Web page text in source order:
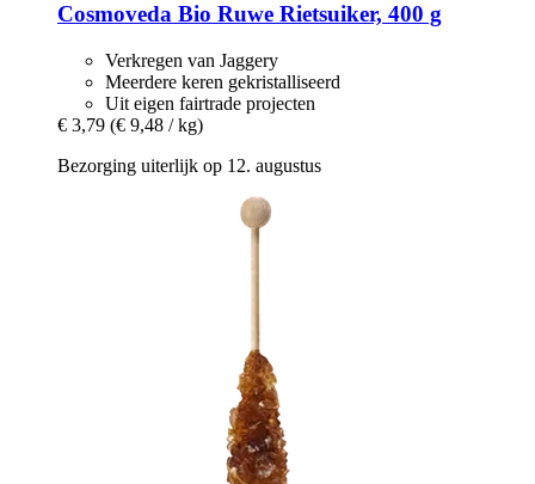
Cosmoveda Bio Ruwe Rietsuiker, 400 g
Verkregen van Jaggery
Meerdere keren gekristalliseerd
Uit eigen fairtrade projecten
€ 3,79 (€ 9,48 / kg)
Bezorging uiterlijk op 12. augustus